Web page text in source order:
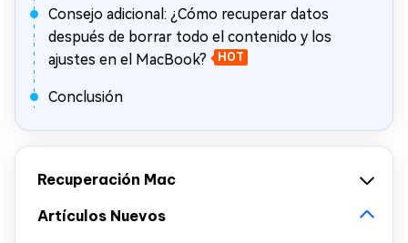
Consejo adicional: ¿Cómo recuperar datos
después de borrar todo el contenido y los
ajustes en el MacBook?
HOT
Conclusión
Recuperación Mac
Artículos Nuevos